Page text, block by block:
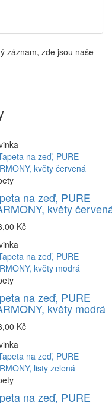
záznam, zde jsou naše
na zeď, PURE
květy
Kč
na zeď, PURE
květy modrá
Kč
na zeď, PURE